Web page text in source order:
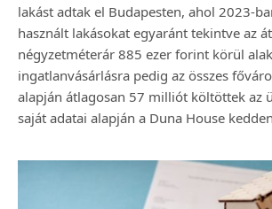
lakást adtak el Budapesten, ahol 2023-
használt lakásokat egyaránt tekintve az
négyzetméterár 885 ezer forint körül
ingatlanvásárlásra pedig az összes
alapján átlagosan 57 milliót költöttek az
saját adatai alapján a Duna House